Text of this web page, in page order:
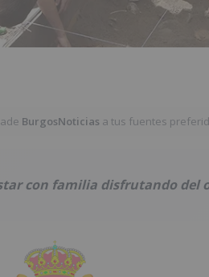
BurgosNoticias a tus fuentes
con familia disfrutando del